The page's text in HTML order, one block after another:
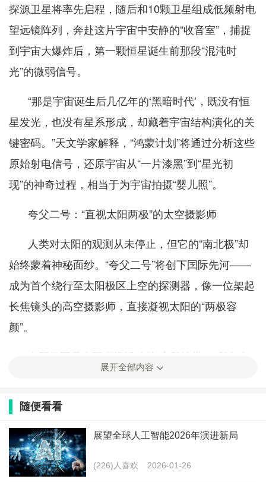
探源卫星将率先启程，随后和10颗卫星组成低频射电
望远镜阵列，奔赴这片宇宙中安静的“收音室”，捕捉
到宇宙大爆炸后，第一颗恒星诞生前那段“混沌时
光”的微弱信号。
“那是宇宙诞生后几亿年的‘黑暗时代’，既没有恒
星发光，也没有星系形成，却藏着宇宙结构演化的关
键密码。”天文学家解释，“鸿蒙计划”将通过分析这些
原始射电信号，还原宇宙从“一片漆黑”到“星光初
现”的神奇过程，相当于为宇宙拍摄“婴儿照”。
夸父二号：“直视太阳两极”的太空摄影师
人类对太阳的观测从未停止，但它的“南北极”却
始终蒙着神秘面纱。“夸父二号”将创下国际先河——
成为首个绕行至太阳极区上空的探测器，像一位架起
长焦镜头的高空摄影师，直接凝视太阳的“两极容
颜”。
太阳极区是太阳磁场活动的“心脏地带”，所有太
阳风暴、耀斑等剧烈活动的根源都藏于此。“以往我
们只能‘侧面打量’太阳，夸父二号将实现‘正面透
视’。”据介绍，卫星获取的极区磁场数据，能让人类
提前预知太阳风暴来袭，更能揭开“太阳如何影响地
球”的深层关联。
展开全部内容
随便看看
展望全球人工智能2026年演进新局
(226)人喜欢 2026-01-26